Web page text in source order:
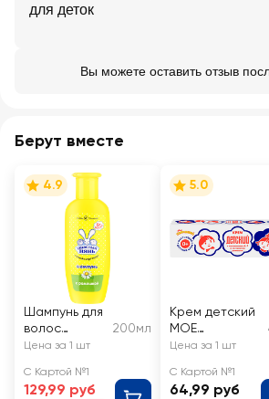
для деток
Вы можете оставить отзыв
Берут вместе
4.9
Шампунь для
волос
детский
НЯНЬ
200мл
Цена за 1 шт
С Картой №1
129,99 руб
5.0
Крем детский
МОЕ
СОЛНЫШКО
Цена за 1 шт
С Картой №1
64,99 руб